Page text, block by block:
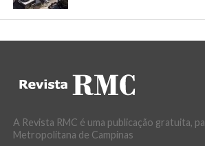
A Revista RMC é uma publicação gratuita,
Metropolitana de Campinas